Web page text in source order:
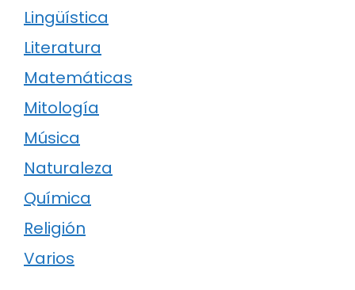
Lingüística
Literatura
Matemáticas
Mitología
Música
Naturaleza
Química
Religión
Varios